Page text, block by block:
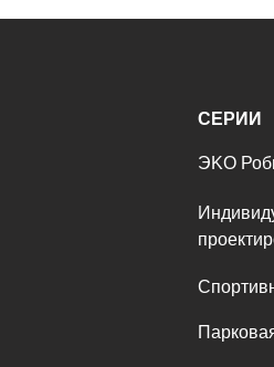
СЕРИИ
ЭKO